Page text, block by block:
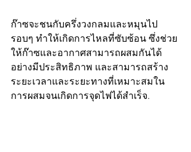
ก๊าซจะชนกับครึ่งวงกลมและหมุนไป
รอบๆ ทำให้เกิดการไหลที่ซับซ้อน ซึ่งช่วย
ให้ก๊าซและอากาศสามารถผสมกันได้
อย่างมีประสิทธิภาพ และสามารถสร้าง
ระยะเวลาและระยะทางที่เหมาะสมใน
การผสมจนเกิดการจุดไฟได้สำเร็จ.